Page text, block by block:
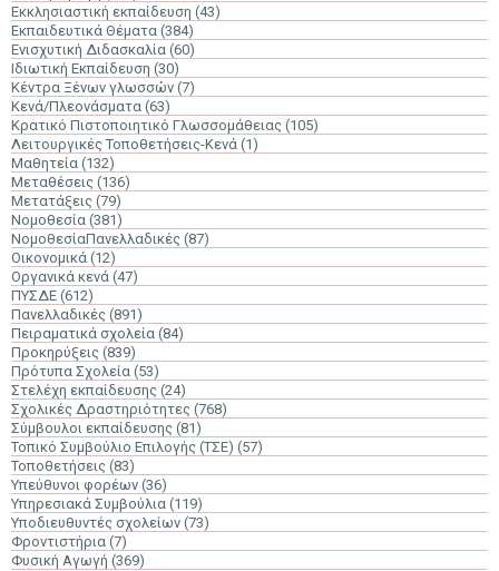
Εκκλησιαστική εκπαίδευση (43)
Εκπαιδευτικά Θέματα (384)
Ενισχυτική Διδασκαλία (60)
Ιδιωτική Εκπαίδευση (30)
Κέντρα Ξένων γλωσσών (7)
Κενά/Πλεονάσματα (63)
Κρατικό Πιστοποιητικό Γλωσσομάθειας (105)
Λειτουργικές Τοποθετήσεις-Κενά (1)
Μαθητεία (132)
Μεταθέσεις (136)
Μετατάξεις (79)
Νομοθεσία (381)
ΝομοθεσίαΠανελλαδικές (87)
Οικονομικά (12)
Οργανικά κενά (47)
ΠΥΣΔΕ (612)
Πανελλαδικές (891)
Πειραματικά σχολεία (84)
Προκηρύξεις (839)
Πρότυπα Σχολεία (53)
Στελέχη εκπαίδευσης (24)
Σχολικές Δραστηριότητες (768)
Σύμβουλοι εκπαίδευσης (81)
Τοπικό Συμβούλιο Επιλογής (ΤΣΕ) (57)
Τοποθετήσεις (83)
Υπεύθυνοι φορέων (36)
Υπηρεσιακά Συμβούλια (119)
Υποδιευθυντές σχολείων (73)
Φροντιστήρια (7)
Φυσική Αγωγή (369)